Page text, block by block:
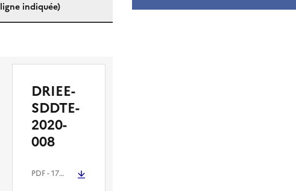
ligne indiquée)
DRIEE-
SDDTE-
2020-
008
PDF- 172.2 kio